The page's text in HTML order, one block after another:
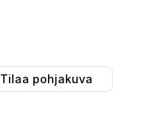
Tilaa pohjakuva